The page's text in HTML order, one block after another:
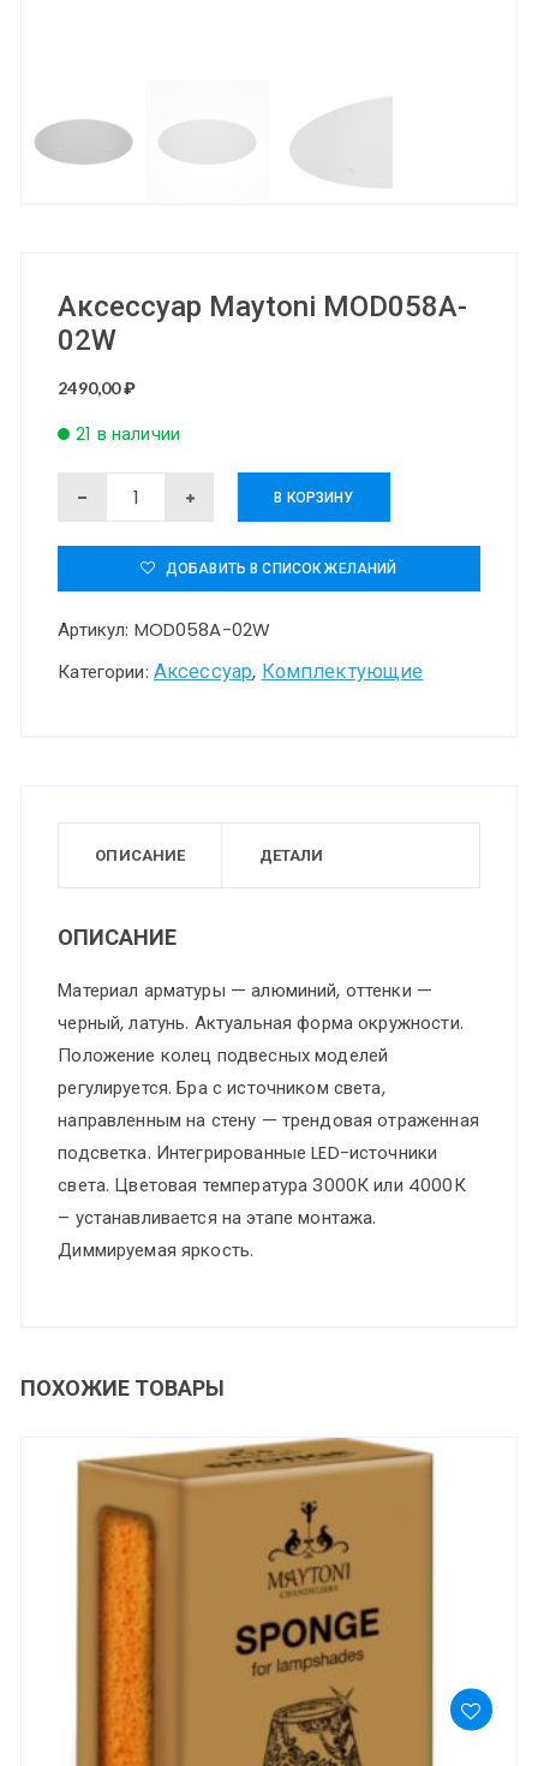
Аксессуар Maytoni MOD058A-
02W
2490,00₽
21 в наличии
Количество
Аксессуар
Maytoni
MOD058A-
02W
В КОРЗИНУ
ДОБАВИТЬ В СПИСОК ЖЕЛАНИЙ
Артикул: MOD058A-02W
Категории: Аксессуар, Комплектующие
ОПИСАНИЕ ДЕТАЛИ
ОПИСАНИЕ
Материал арматуры — алюминий, оттенки —
черный, латунь. Актуальная форма окружности.
Положение колец подвесных моделей
регулируется. Бра с источником света,
направленным на стену — трендовая отраженная
подсветка. Интегрированные LED-источники
света. Цветовая температура 3000К или 4000К
– устанавливается на этапе монтажа.
Диммируемая яркость.
ПОХОЖИЕ ТОВАРЫ